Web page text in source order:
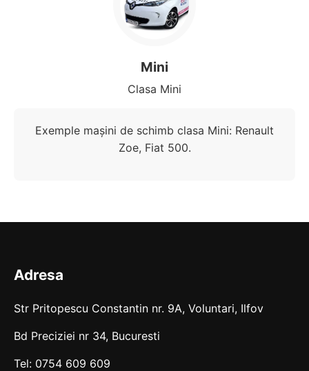
Mini
Clasa Mini
Exemple mașini de schimb clasa Mini: Renault
Zoe, Fiat 500.
Adresa
Str Pritopescu Constantin nr. 9A, Voluntari, Ilfov
Bd Preciziei nr 34, Bucuresti
Tel: 0754 609 609